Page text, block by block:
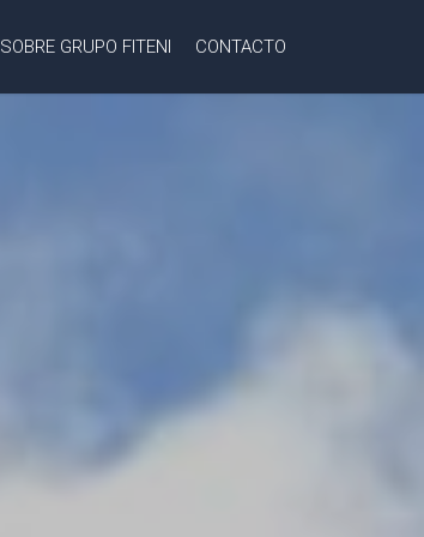
SOBRE GRUPO FITENI CONTACTO